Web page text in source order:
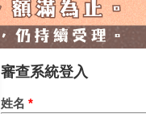
審查系統登入
姓名 *